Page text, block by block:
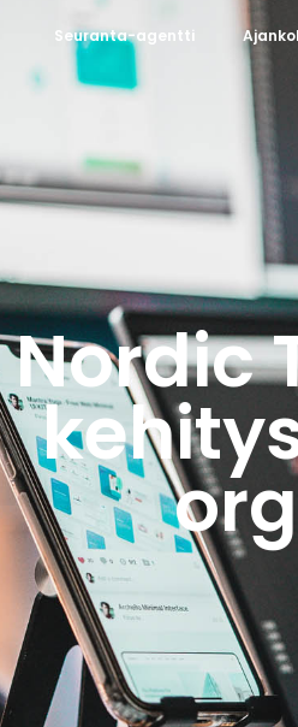
Seuranta-agentti
Nordic